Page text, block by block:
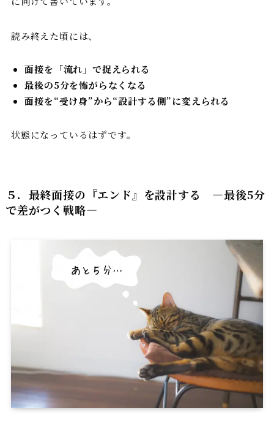
読み終えた頃には、
面接を「流れ」で捉えられる
最後の5分を怖がらなくなる
面接を“受け身”から“設計する側”に変えられる
状態になっているはずです。
５．最終面接の『エンド』を設計する ―最後5分
で差がつく戦略―